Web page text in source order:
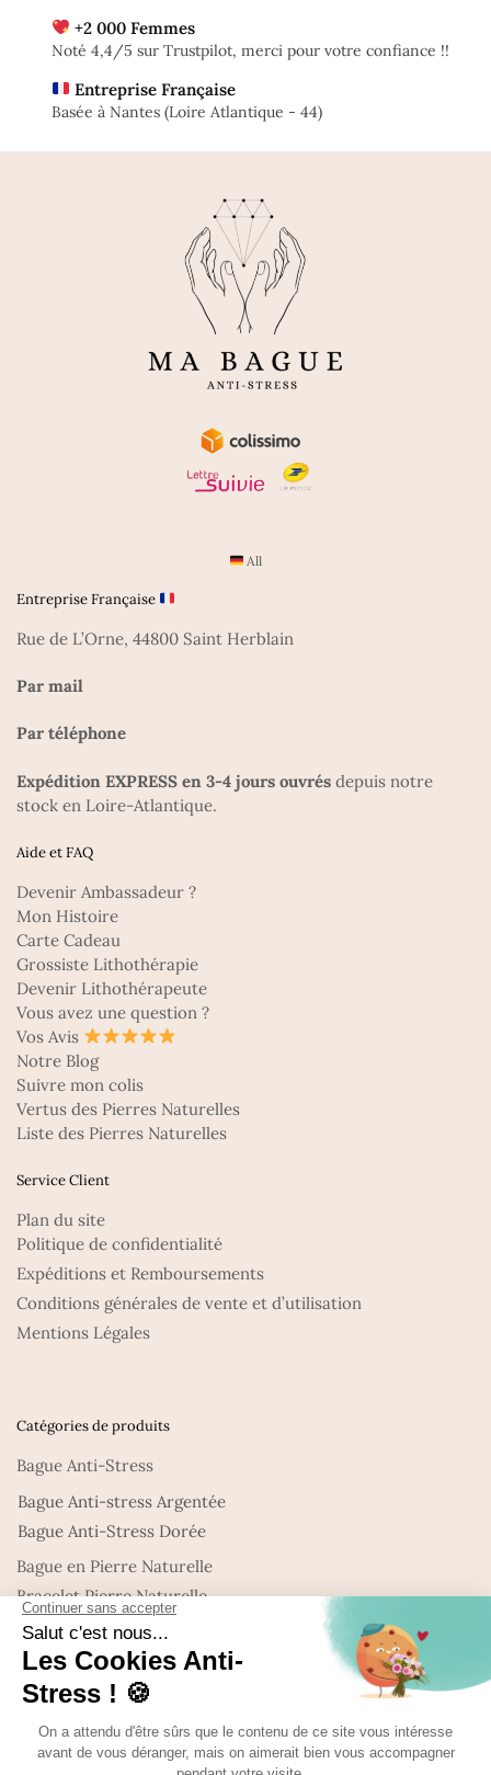
+2 000 Femmes
Noté 4,4/5 sur Trustpilot, merci pour votre confiance !!
Entreprise Française
Basée à Nantes (Loire Atlantique - 44)
All
Entreprise Française
Rue de L’Orne, 44800 Saint Herblain
Par mail
Par téléphone
Expédition EXPRESS en 3-4 jours ouvrés depuis notre
stock en Loire-Atlantique.
Aide et FAQ
Devenir Ambassadeur ?
Mon Histoire
Carte Cadeau
Grossiste Lithothérapie
Devenir Lithothérapeute
Vous avez une question ?
Vos Avis
Notre Blog
Suivre mon colis
Vertus des Pierres Naturelles
Liste des Pierres Naturelles
Service Client
Plan du site
Politique de confidentialité
Expéditions et Remboursements
Conditions générales de vente et d’utilisation
Mentions Légales
Catégories de produits
Bague Anti-Stress
Bague Anti-stress Argentée
Bague Anti-Stress Dorée
Bague en Pierre Naturelle
Bracelet Pierre Naturelle
Collier en Pierre Naturelle
Nouveautés : Bijoux en Pierre naturelle
Promo